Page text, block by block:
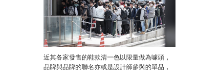
近其各家發售的鞋款清一色以限量做為噱頭，
品牌與品牌的聯名亦或是設計師參與的單品，